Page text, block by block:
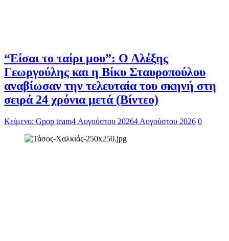
“Είσαι το ταίρι μου”: Ο Αλέξης
Γεωργούλης και η Βίκυ Σταυροπούλου
αναβίωσαν την τελευταία του σκηνή στη
σειρά 24 χρόνια μετά (Βίντεο)
Κείμενο: Gpop team4 Αυγούστου 20264 Αυγούστου 2026 0